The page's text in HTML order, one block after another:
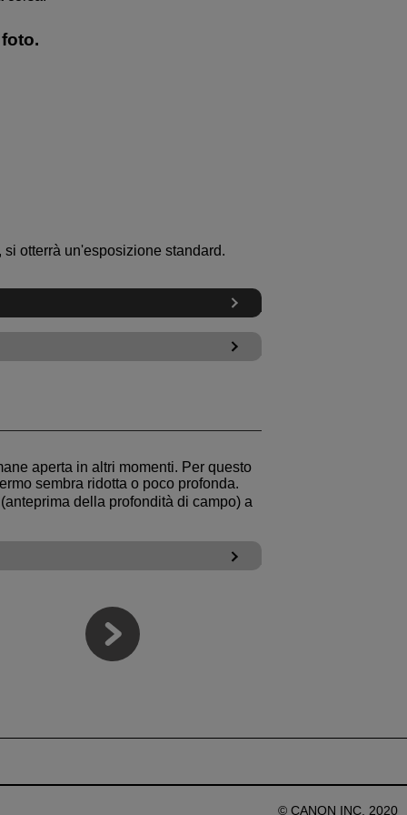
otterrà un'esposizione standard.
aperta in altri momenti. Per questo
sembra ridotta o poco profonda.
della profondità di campo) a
© CANON INC. 2020